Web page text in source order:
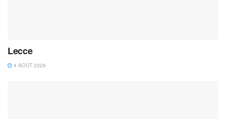
Lecce
4 AOÛT 2026